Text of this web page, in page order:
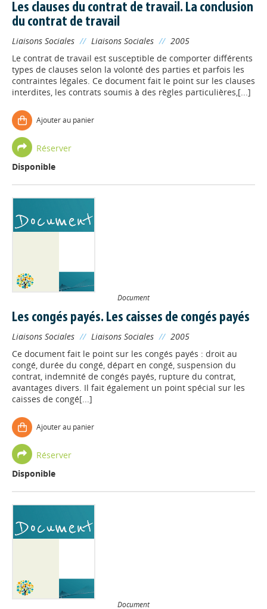
Les clauses du contrat de travail. La conclusion
du contrat de travail
Liaisons Sociales // Liaisons Sociales // 2005
Le contrat de travail est susceptible de comporter différents
types de clauses selon la volonté des parties et parfois les
contraintes légales. Ce document fait le point sur les clauses
interdites, les contrats soumis à des règles particulières,[...]
Ajouter au panier
Réserver
Disponible
Document
Les congés payés. Les caisses de congés payés
Liaisons Sociales // Liaisons Sociales // 2005
Ce document fait le point sur les congés payés : droit au
congé, durée du congé, départ en congé, suspension du
contrat, indemnité de congés payés, rupture du contrat,
avantages divers. Il fait également un point spécial sur les
caisses de congé[...]
Ajouter au panier
Réserver
Disponible
Document